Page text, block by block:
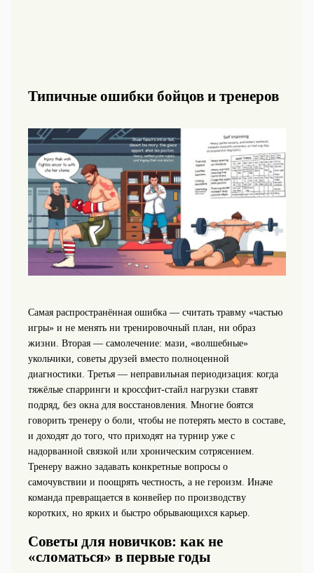
Типичные ошибки бойцов и тренеров
Самая распространённая ошибка — считать травму «частью
игры» и не менять ни тренировочный план, ни образ
жизни. Вторая — самолечение: мази, «волшебные»
укольчики, советы друзей вместо полноценной
диагностики. Третья — неправильная периодизация: когда
тяжёлые спарринги и кроссфит‑стайл нагрузки ставят
подряд, без окна для восстановления. Многие боятся
говорить тренеру о боли, чтобы не потерять место в составе,
и доходят до того, что приходят на турнир уже с
надорванной связкой или хроническим сотрясением.
Тренеру важно задавать конкретные вопросы о
самочувствии и поощрять честность, а не героизм. Иначе
команда превращается в конвейер по производству
коротких, но ярких и быстро обрывающихся карьер.
Советы для новичков: как не
«сломаться» в первые годы